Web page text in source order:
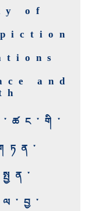
of
and